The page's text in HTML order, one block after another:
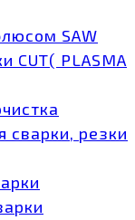
SAW
CUT( PLASMA
сварки, резки